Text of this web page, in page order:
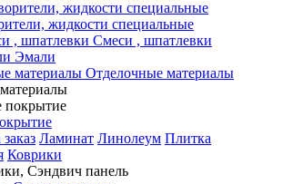
жидкости специальные
Смеси , шпатлевки
Эмали
Отделочные материалы
Ламинат Линолеум Плитка
Коврики